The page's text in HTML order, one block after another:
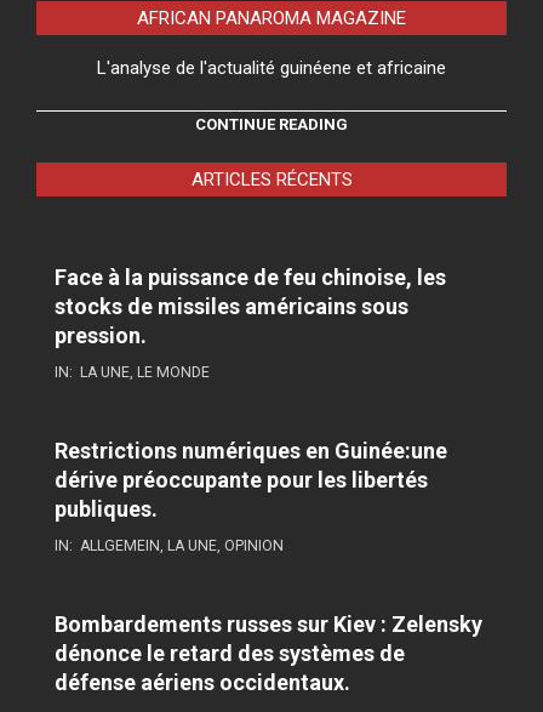
AFRICAN PANAROMA MAGAZINE
L'analyse de l'actualité guinéene et africaine
CONTINUE READING
ARTICLES RÉCENTS
Face à la puissance de feu chinoise, les
stocks de missiles américains sous
pression.
IN: LA UNE, LE MONDE
Restrictions numériques en Guinée:une
dérive préoccupante pour les libertés
publiques.
IN: ALLGEMEIN, LA UNE, OPINION
Bombardements russes sur Kiev : Zelensky
dénonce le retard des systèmes de
défense aériens occidentaux.